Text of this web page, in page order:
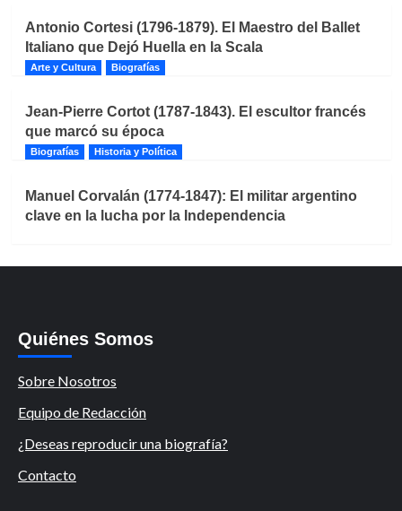
Antonio Cortesi (1796-1879). El Maestro del Ballet
Italiano que Dejó Huella en la Scala
Arte y Cultura Biografías
Jean-Pierre Cortot (1787-1843). El escultor francés
que marcó su época
Biografías Historia y Política
Manuel Corvalán (1774-1847): El militar argentino
clave en la lucha por la Independencia
Quiénes Somos
Sobre Nosotros
Equipo de Redacción
¿Deseas reproducir una biografía?
Contacto